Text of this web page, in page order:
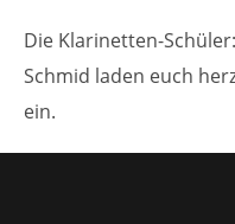
Die Klarinetten-
Schmid laden euch
ein.